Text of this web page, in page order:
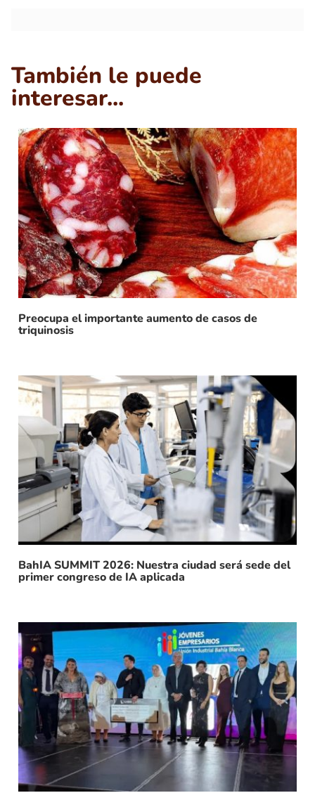
También le puede
interesar...
Preocupa el importante aumento de casos de
triquinosis
BahIA SUMMIT 2026: Nuestra ciudad será sede del
primer congreso de IA aplicada